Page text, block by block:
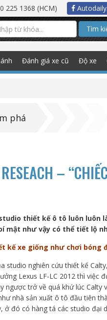
225 1368 (HCM)
Tìm
Đánh giá xe cũ Độ xe
phá
–
thiết kế ô tô luôn
mật như vậy có thể tiết lộ
kế xe giống như chơi bóng
studio nghiên cứu thiết kế
Lexus LF-LC 2012 thì việc
ngược trở về quá khứ lúc
nhà sản xuất ô tô đầu tiên
ở đó có hàng tá các studio đại